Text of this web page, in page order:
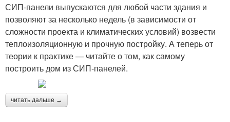
СИП-панели выпускаются для любой части здания и
позволяют за несколько недель (в зависимости от
сложности проекта и климатических условий) возвести
теплоизоляционную и прочную постройку. А теперь от
теории к практике — читайте о том, как самому
построить дом из СИП-панелей.
читать дальше →